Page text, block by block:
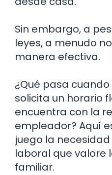
Sin embargo, a
leyes, a menudo
manera efectiva.
¿Qué pasa
solicita un horario
encuentra con la
empleador? Aquí
juego la
laboral que valore
familiar.